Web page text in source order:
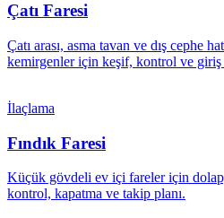
Çatı Faresi
Çatı arası, asma tavan ve dış cephe
kemirgenler için keşif, kontrol ve giriş
İlaçlama
Fındık Faresi
Küçük gövdeli ev içi fareler için
kontrol, kapatma ve takip planı.